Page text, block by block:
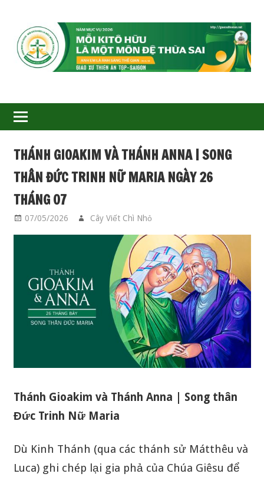
GIÁO
XỨ
THIÊN
ÂN-
TGP
THÁNH GIOAKIM VÀ THÁNH ANNA | SONG
THÂN ĐỨC TRINH NỮ MARIA NGÀY 26
THÁNG 07
07/05/2026 Cây Viết Chì Nhỏ
Thánh Gioakim và Thánh Anna | Song thân
Đức Trinh Nữ Maria
Dù Kinh Thánh (qua các thánh sử Mátthêu và
Luca) ghi chép lại gia phả của Chúa Giêsu để